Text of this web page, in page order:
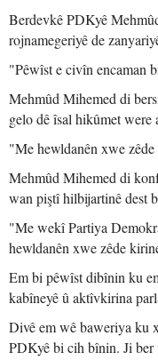
Berdevkê PDKyê
rojnamegeriyê de
"Pêwîst e civîn encaman
Mehmûd Mihemed di
gelo dê îsal hikûmet
"Me hewldanên xwe
Mehmûd Mihemed di
wan piştî hilbijartinê dest
"Me wekî Partiya
hewldanên xwe zêde
Em bi pêwîst dibînin ku
kabîneyê û aktîvkirina
Divê em wê baweriya ku
PDKyê bi cih bînin. Ji ber